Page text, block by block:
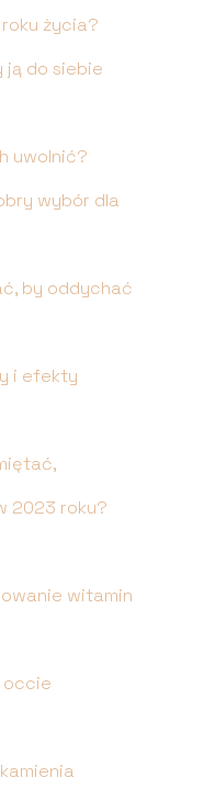
życia?
ją do siebie
uwolnić?
wybór dla
by oddychać
i efekty
2023 roku?
witamin
occie